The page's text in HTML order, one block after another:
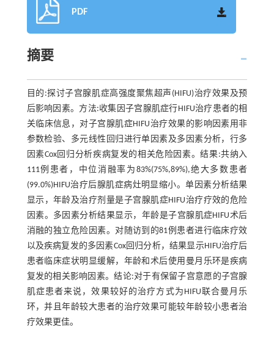
PDF
摘要
目的:探讨子宫腺肌症高强度聚焦超声(HIFU)治疗效果及预
后影响因素。方法:收集因子宫腺肌症行HIFU治疗患者的相
关临床信息，对子宫腺肌症HIFU治疗效果的影响因素用非
参数检验、多元线性回归进行单因素及多因素分析，行多
因素Cox回归分析疾病复发的相关危险因素。结果:共纳入
111例患者，中位消融率为83%(75%,89%),绝大多数患者
(99.0%)HIFU治疗后腺肌症病灶明显缩小。单因素分析结果
显示，年龄及治疗剂量是子宫腺肌症HIFU治疗疗效的危险
因素。多因素分析结果显示，年龄是子宫腺肌症HIFU术后
消融的独立危险因素。对随访到的81例患者进行临床疗效
以及疾病复发的多因素Cox回归分析，结果显示HIFU治疗后
患者临床症状明显缓解，年龄和术后使用曼月乐环是疾病
复发的相关影响因素。结论:对于有保留子宫意愿的子宫腺
肌症患者来说，效果较好的治疗方式为HIFU联合曼月乐
环，并且年龄较大患者的治疗效果可能较年龄较小患者治
疗效果更佳。